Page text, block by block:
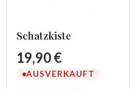
Schatzkiste
19,90 €
AUSVERKAUFT